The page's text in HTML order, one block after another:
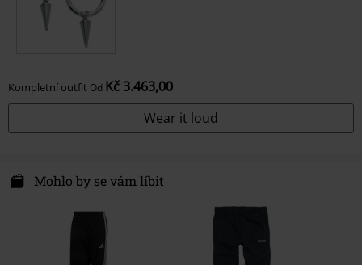
Kompletní outfit Od Kč 3.463,00
Wear it loud
Mohlo by se vám líbit